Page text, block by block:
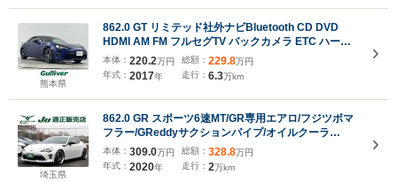
熊本県
862.0 GT リミテッド社外ナビBluetooth CD DVD
HDMI AM FM フルセグTV バックカメラ ETC ハーフ
レザーシート DNシートヒーター 革巻きステアリング
ステアリングリモコン クルーズコントロール純正ア
ルミホイールスマートキー
本体： 220.2万円
年式： 2017年
総額： 229.8万円
走行： 6.3万km
埼玉県
862.0 GR スポーツ6速MT/GR専用エアロ/フジツボマ
フラー/GReddyサクションパイプ/オイルクーラ
ー/ADVAN18AW/車高調/メッシュブレーキホース/ブ
レンボ/ナビ・フルセグ/バックカメラ/ETC/クルコン/
スマートキー/LED
本体： 309.0万円
年式： 2020年
総額： 328.8万円
走行： 2万km